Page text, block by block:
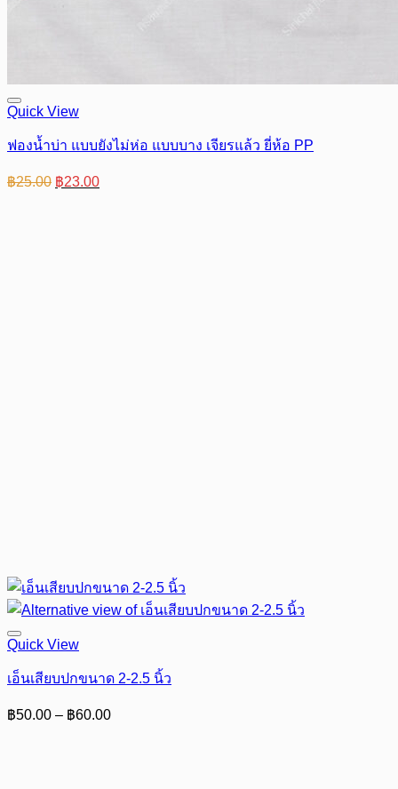
Quick View
ฟองน้ำบ่า แบบยังไม่ห่อ แบบบาง เจียรแล้ว ยี่ห้อ PP
฿25.00 Original
price
฿23.00Current
price
Quick View
เอ็นเสียบปกขนาด 2-2.5 นิ้ว
฿50.00 – ฿60.00Price